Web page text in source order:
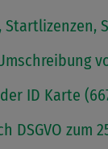
Startlizenzen,
ID Karte
zum